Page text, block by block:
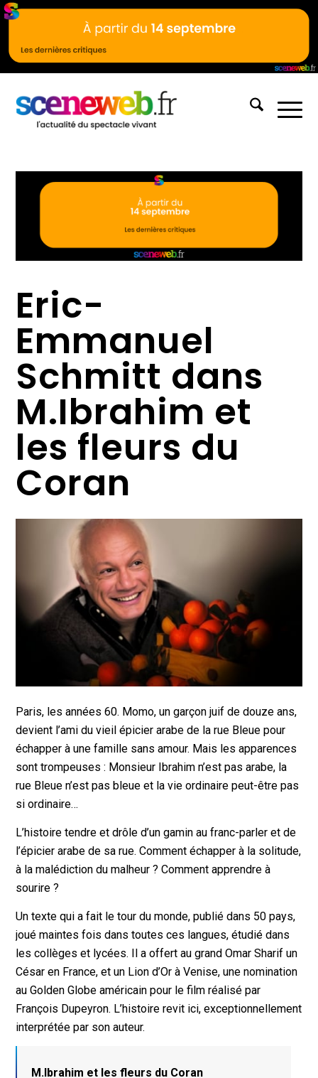
Eric-
Emmanuel
Schmitt dans
M.Ibrahim et
les fleurs du
Coran
Paris, les années 60. Momo, un garçon juif de douze ans,
devient l’ami du vieil épicier arabe de la rue Bleue pour
échapper à une famille sans amour. Mais les apparences
sont trompeuses : Monsieur Ibrahim n’est pas arabe, la
rue Bleue n’est pas bleue et la vie ordinaire peut-être pas
si ordinaire…
L’histoire tendre et drôle d’un gamin au franc-parler et de
l’épicier arabe de sa rue. Comment échapper à la solitude,
à la malédiction du malheur ? Comment apprendre à
sourire ?
Un texte qui a fait le tour du monde, publié dans 50 pays,
joué maintes fois dans toutes ces langues, étudié dans
les collèges et lycées. Il a offert au grand Omar Sharif un
César en France, et un Lion d’Or à Venise, une nomination
au Golden Globe américain pour le film réalisé par
François Dupeyron. L’histoire revit ici, exceptionnellement
interprétée par son auteur.
M.Ibrahim et les fleurs du Coran